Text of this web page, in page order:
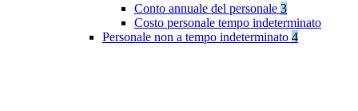
Conto annuale del personale 3
Costo personale tempo indeterminato
Personale non a tempo indeterminato 4